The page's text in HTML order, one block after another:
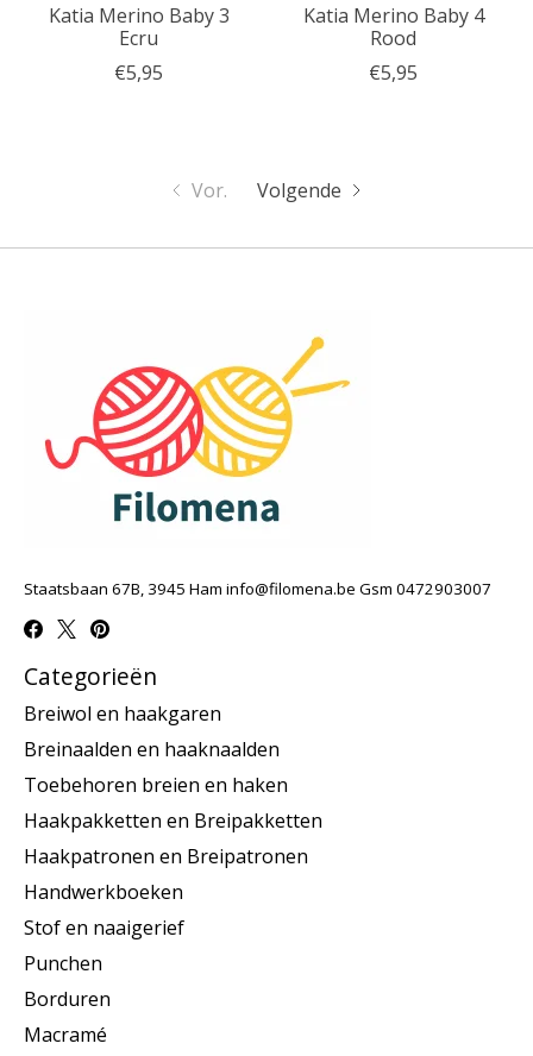
Katia Merino Baby 3
Ecru
€5,95
Katia Merino Baby 4
Rood
€5,95
Vor. Volgende
Staatsbaan 67B, 3945 Ham info@filomena.be Gsm 0472903007
Categorieën
Breiwol en haakgaren
Breinaalden en haaknaalden
Toebehoren breien en haken
Haakpakketten en Breipakketten
Haakpatronen en Breipatronen
Handwerkboeken
Stof en naaigerief
Punchen
Borduren
Macramé